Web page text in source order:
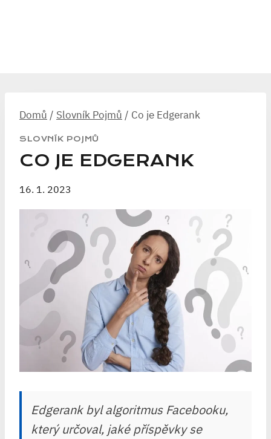
Domů / Slovník Pojmů / Co je Edgerank
SLOVNÍK POJMŮ
CO JE EDGERANK
16. 1. 2023
Edgerank byl algoritmus Facebooku,
který určoval, jaké příspěvky se